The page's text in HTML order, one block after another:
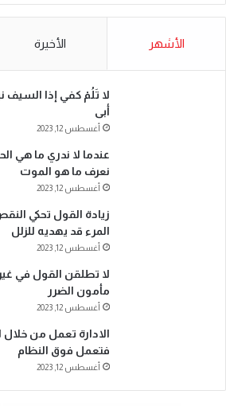
الأشهر الأخيرة
لا تَلُمْ كفي إذا السيف
أبى
أغسطس 12, 2023
عندما لا ندري ما هي
نعرف ما هو الموت
أغسطس 12, 2023
زيادة القول تحكي
المرء قد يهديه للزلل
أغسطس 12, 2023
لا تطلقن القول في
مأمون الضرر
أغسطس 12, 2023
الادارة تعمل من خلال
فتعمل فوق النظام
أغسطس 12, 2023